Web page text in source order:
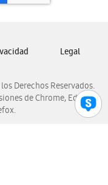
Derechos Reservados.
de Chrome, Edge,
Legal